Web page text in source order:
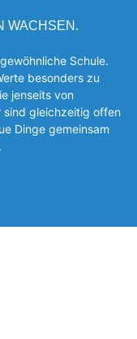
WACHSEN.
Schule.
besonders zu
jen­seits von
sind gleichzeitig offen
Dinge gemeinsam